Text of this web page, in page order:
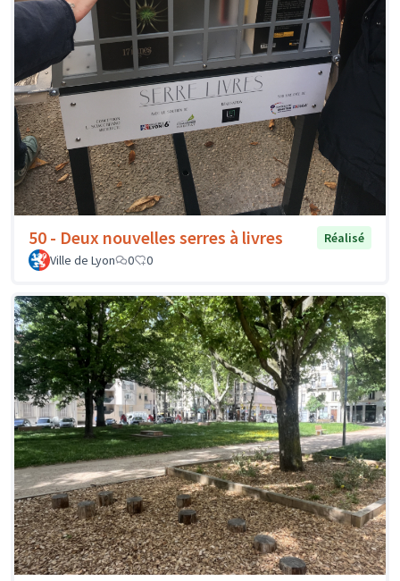
50 - Deux nouvelles serres à livres
Réalisé
Ville de Lyon
0 0